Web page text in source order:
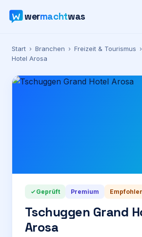
wermachtwas
Verzeichnis
Karte
Für Firmen
Start › Branchen › Freizeit & Tourismus ›
Hotel Arosa
Geprüft Premium
Tschuggen Grand
Arosa